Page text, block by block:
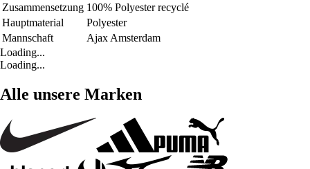
Zusammensetzung 100% Polyester recyclé
Hauptmaterial
Polyester
Mannschaft
Ajax Amsterdam
Loading...
Loading...
Alle unsere Marken